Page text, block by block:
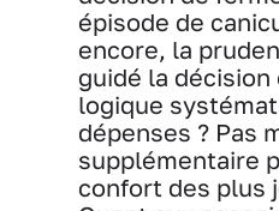
épisode de
encore, la
guidé la
logique
dépenses ? Pas
supplémentaire
confort des plus